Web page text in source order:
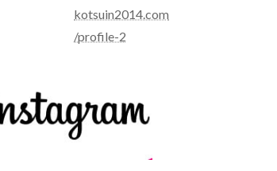
kotsuin2014.com
/profile-2